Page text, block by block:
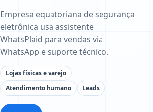
Empresa equatoriana de segurança
eletrônica usa assistente
WhatsPlaid para vendas via
WhatsApp e suporte técnico.
Lojas físicas e varejo
Atendimento humano
Leads